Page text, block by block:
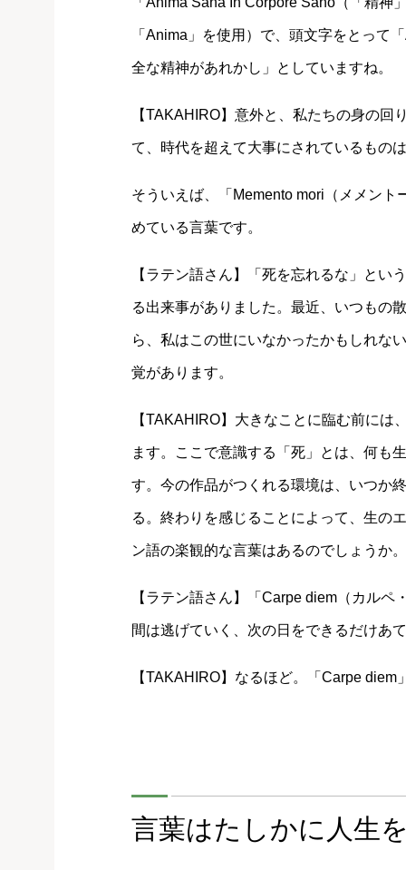
「Anima」を使用）で、頭文字をとって
全な精神があれかし」としていますね。
【TAKAHIRO】意外と、私たちの身の
て、時代を超えて大事にされているもの
そういえば、「Memento mori（メメン
めている言葉です。
【ラテン語さん】「死を忘れるな」とい
る出来事がありました。最近、いつもの
ら、私はこの世にいなかったかもしれな
覚があります。
【TAKAHIRO】大きなことに臨む前に
ます。ここで意識する「死」とは、何も
す。今の作品がつくれる環境は、いつか
る。終わりを感じることによって、生の
ン語の楽観的な言葉はあるのでしょうか。
【ラテン語さん】「Carpe diem（カル
間は逃げていく、次の日をできるだけあ
【TAKAHIRO】なるほど。「Carpe
言葉はたしかに人生